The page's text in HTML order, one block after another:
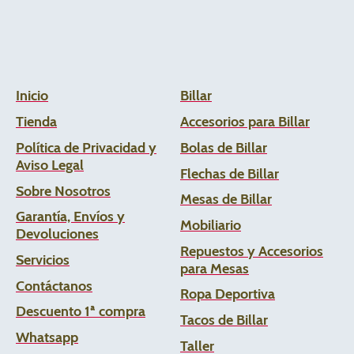
Inicio
Tienda
Política de Privacidad y
Aviso Legal
Sobre Nosotros
Garantía, Envíos y
Devoluciones
Servicios
Contáctanos
Descuento 1ª compra
Whatsapp
Billar
Accesorios para Billar
Bolas de Billar
Flechas de Billar
Mesas de Billar
Mobiliario
Repuestos y Accesorios
para Mesas
Ropa Deportiva
Tacos de Billar
Taller